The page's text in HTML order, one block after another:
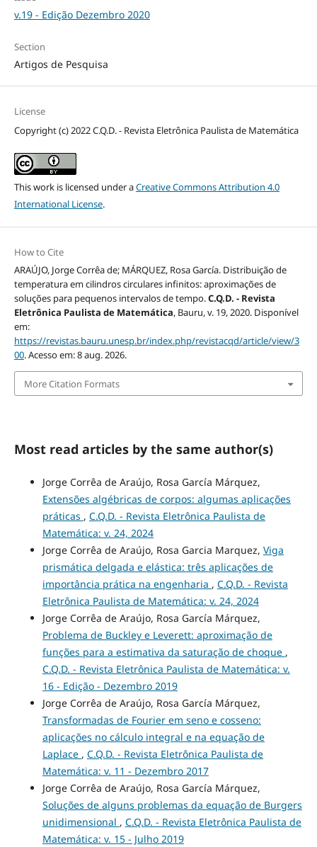
v.19 - Edição Dezembro 2020
Section
Artigos de Pesquisa
License
Copyright (c) 2022 C.Q.D. - Revista Eletrônica Paulista de Matemática
This work is licensed under aCreative Commons Attribution 4.0
International License.
How to Cite
ARAÚJO, Jorge Corrêa de; MÁRQUEZ, Rosa García. Distribuição de
temperatura em cilindros circulares infinitos: aproximações de
soluções para pequenos intervalos de tempo.C.Q.D. - Revista
Eletrônica Paulista de Matemática, Bauru, v. 19, 2020. Disponível
em:
https://revistas.bauru.unesp.br/index.php/revistacqd/article/view/3
00. Acesso em: 8 aug. 2026.
More Citation Formats
Most read articles by the same author(s)
Jorge Corrêa de Araújo, Rosa García Márquez,
Extensões algébricas de corpos: algumas aplicações
práticas , C.Q.D. - Revista Eletrônica Paulista de
Matemática: v. 24, 2024
Jorge Corrêa de Araújo, Rosa Garcia Marquez, Viga
prismática delgada e elástica: três aplicações de
importância prática na engenharia , C.Q.D. - Revista
Eletrônica Paulista de Matemática: v. 24, 2024
Jorge Corrêa de Araújo, Rosa García Márquez,
Problema de Buckley e Leverett: aproximação de
funções para a estimativa da saturação de choque ,
C.Q.D. - Revista Eletrônica Paulista de Matemática: v.
16 - Edição - Dezembro 2019
Jorge Corrêa de Araújo, Rosa García Márquez,
Transformadas de Fourier em seno e cosseno:
aplicações no cálculo integral e na equação de
Laplace , C.Q.D. - Revista Eletrônica Paulista de
Matemática: v. 11 - Dezembro 2017
Jorge Corrêa de Araújo, Rosa García Márquez,
Soluções de alguns problemas da equação de Burgers
unidimensional , C.Q.D. - Revista Eletrônica Paulista de
Matemática: v. 15 - Julho 2019